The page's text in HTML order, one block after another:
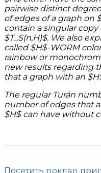
pairwise distinct
of edges of a graph on
contain a singular
$T_S(n,H)$. We also
called $H$-WORM
rainbow or
new results regarding
that a graph with an
The regular Turán
number of edges that
$H$ can have without
Посетить доклад